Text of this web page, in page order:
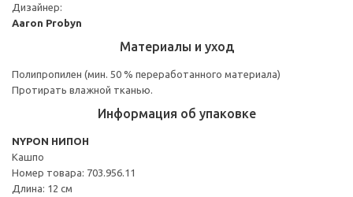
Дизайнер:
Aaron Probyn
Материалы и уход
Полипропилен (мин. 50 % переработанного материала)
Протирать влажной тканью.
Информация об упаковке
NYPON НИПОН
Кашпо
Номер товара: 703.956.11
Длина: 12 см